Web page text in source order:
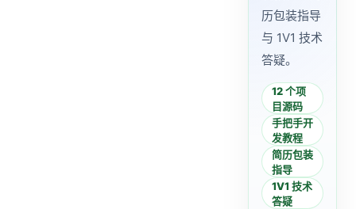
历包装指导
与 1V1 技术
答疑。
12 个项
目源码
手把手开
发教程
简历包装
指导
1V1 技术
答疑